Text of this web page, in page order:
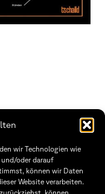
wir Technologien wie
oder darauf
können wir Daten
Website verarbeiten.
Dekanat